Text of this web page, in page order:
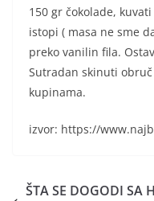
150 gr čokolade,
istopi ( masa ne sme
preko vanilin fila.
Sutradan skinuti
kupinama.
izvor: https://
ŠTA SE DOGODI SA